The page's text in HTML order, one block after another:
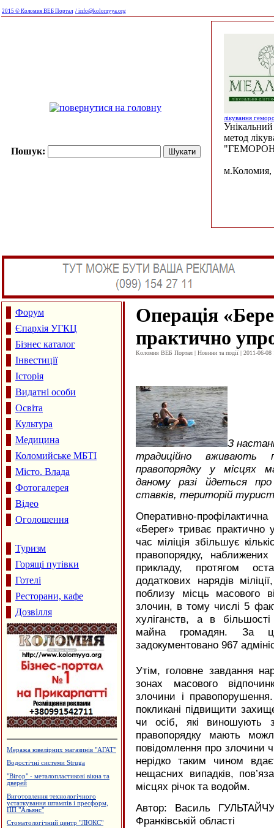
2015 © Коломия ВЕБ Портал / info@kolomyya.org
Пошук:
лікування
Унікальний
метод
м.Коломия,
Форум
Єпархія УГКЦ
Бізнес каталог
Інвестиції
Історія
Видатні особи
Освіта
Культура
Медицина
Коломийське МБТІ
Місто. Влада
Фотогалерея
Відео
Оголошення
Туризм
Горящі путівки
Готелі
Ресторани, кафе
Дозвілля
Каміни. Вклади до камінів
Готель "Велес"
Готельний комплекс "Вербіж"
Р.Думанський
Виробництво солоду, ВАТ
Операція
практично
Коломия ВЕБ Портал | Новини та події | 2011-06-08
З
традиційно вживають
правопорядку у місцях
даному разі йдеться про
ставків, територій
Оперативно-
«Берег» триває
час міліція збільшує
правопорядку,
прикладу, протягом
додаткових нарядів
поблизу місць масового
злочин, в тому числі 5
хуліганств, а в
майна громадян. За
задокументовано 967
Утім, головне завдання
зонах масового
злочини і
покликані підвищити
чи осіб, які виношують
правопорядку мають
повідомлення про злочини
нерідко таким чином
нещасних випадків,
місцях річок та водойм.
Автор: Василь
Франківській області